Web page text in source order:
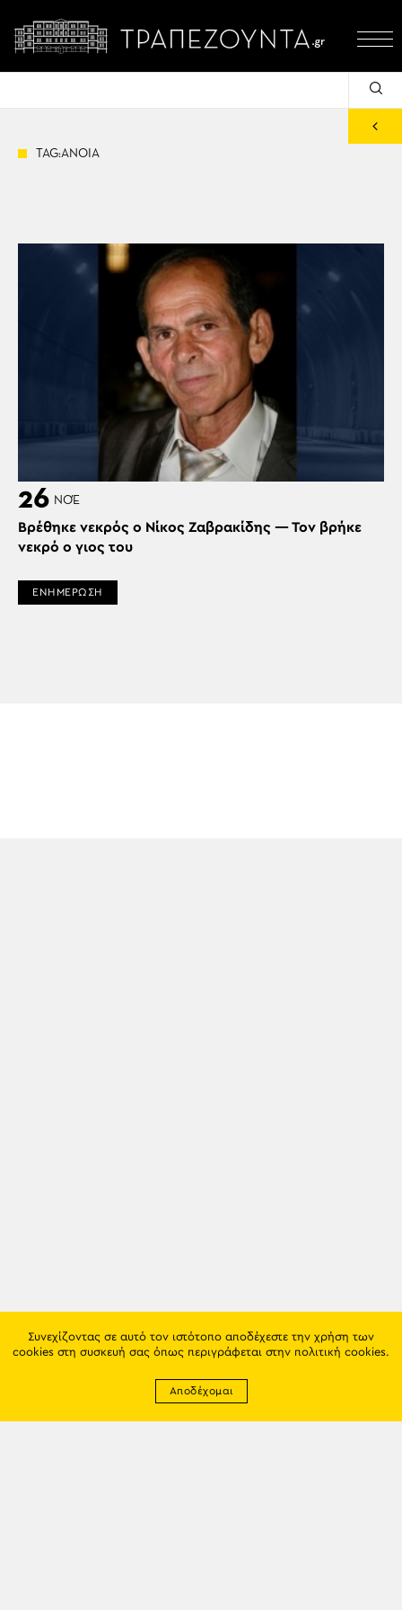
TAG:ΑΝΟΙΑ
26 ΝΟΈ
Βρέθηκε νεκρός ο Νίκος Ζαβρακίδης — Τον βρήκε
νεκρό ο γιος του
ΕΝΗΜΕΡΩΣΗ
Συνεχίζοντας σε αυτό τον ιστότοπο αποδέχεστε την χρήση των
cookies στη συσκευή σας όπως περιγράφεται στην πολιτική cookies.
Αποδέχομαι